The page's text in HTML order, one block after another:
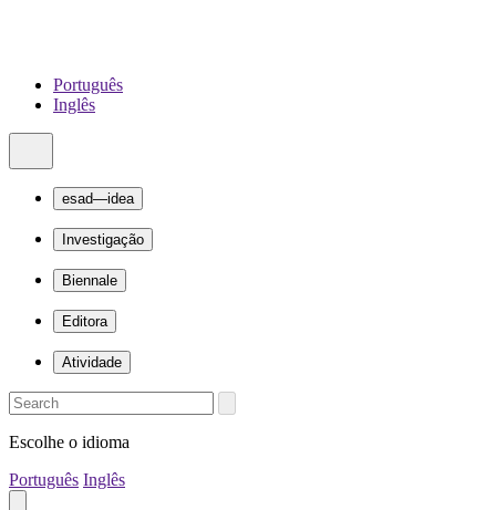
Português
Inglês
esad—idea
Investigação
Biennale
Editora
Atividade
Escolhe o idioma
Português Inglês